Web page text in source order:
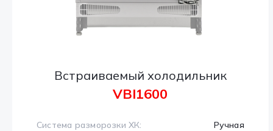
Встраиваемый холодильник
VBI1600
Система разморозки ХК:
Ручная